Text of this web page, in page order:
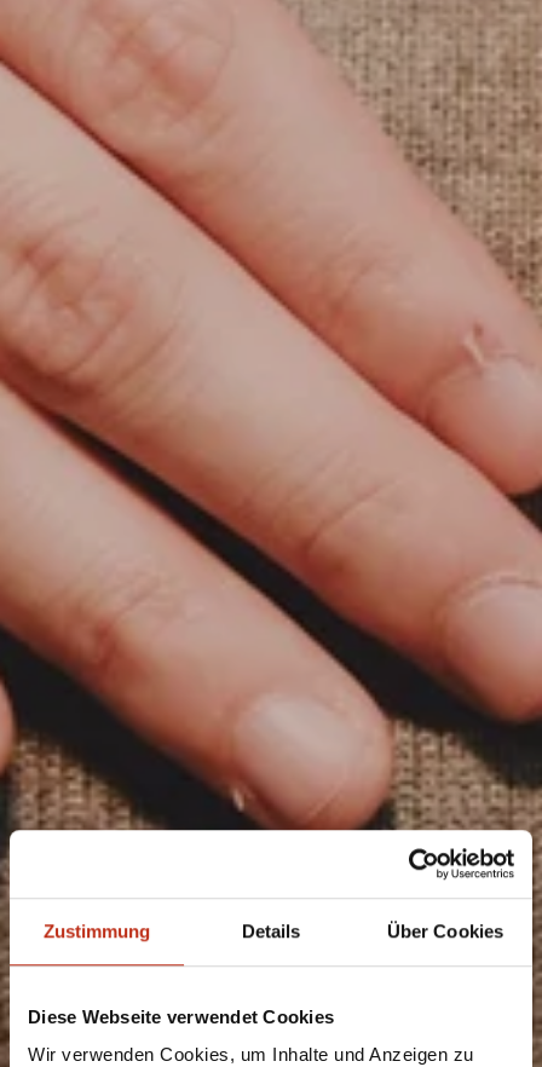
Zustimmung Details Über Cookies
Diese Webseite verwendet Cookies
Wir verwenden Cookies, um Inhalte und Anzeigen zu